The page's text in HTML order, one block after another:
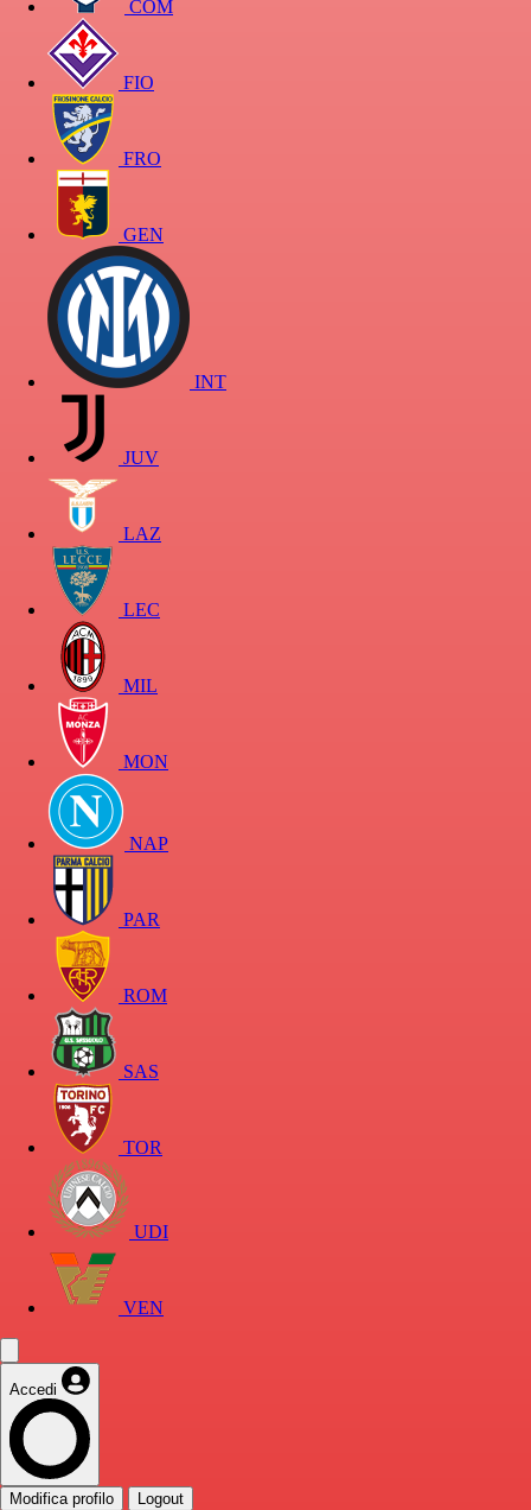
COM
FIO
FRO
GEN
INT
JUV
LAZ
LEC
MIL
MON
NAP
PAR
ROM
SAS
TOR
UDI
VEN
Accedi
Modifica profilo Logout